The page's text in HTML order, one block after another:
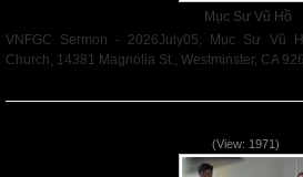
Mục Sư Vũ Hồ
VNFGC Sermon - 2026July05, Mục Sư Vũ
Church, 14381 Magnolia St., Westminster, CA
(View: 1971)